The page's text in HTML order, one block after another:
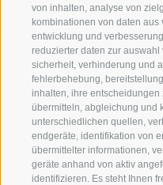
von inhalten, analyse von
kombinationen von daten
entwicklung und
reduzierter daten zur
sicherheit, verhinderung und
fehlerbehebung,
inhalten, ihre entscheidungen
übermitteln, abgleichung und
unterschiedlichen quellen,
endgeräte, identifikation von
übermittelter informationen,
geräte anhand von aktiv
identifizieren. Es steht Ihnen
IDM Südtirol - Alto
+39 0471 094 000
info[at]idm-
idm[at]pec.idm-